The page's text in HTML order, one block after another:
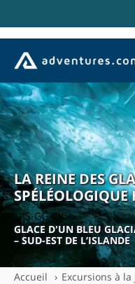
LA REINE DES
SPÉLÉOLOGIQUE
| IS-GG-CIC
GLACE D'UN BLEU
– SUD-EST DE L’ISLANDE
Accueil Excursions à